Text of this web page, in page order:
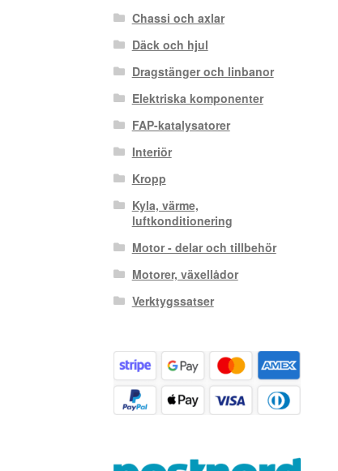
Chassi och axlar
Däck och hjul
Dragstänger och linbanor
Elektriska komponenter
FAP-katalysatorer
Interiör
Kropp
Kyla, värme,
luftkonditionering
Motor - delar och tillbehör
Motorer, växellådor
Verktygssatser